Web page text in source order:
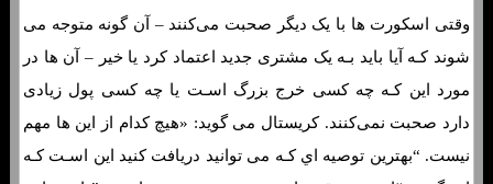
وقتی اسکورت ها با یک دیگر صحبت می‌کنند – آن گونه متوجه می
شوند کـه آیا باید بـه یک مشتری جدید اعتماد کرد یا خیر – آن ها در
مورد این کـه چه کسی خرج بزرگ اسـت یا چه کسی پول زیادی
دارد صحبت نمی‌کنند. کریستال می گوید: «هیچ کدام از این ها مهم
نیست. “بهترین توصیه اي کـه می توانید دریافت کنید این اسـت کـه